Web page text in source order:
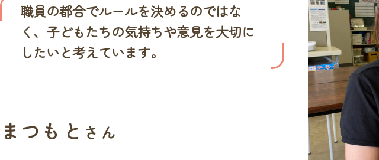
職員の都合でルールを決めるのではな
く、子どもたちの気持ちや意見を大切に
したいと考えています。
まつもと さん